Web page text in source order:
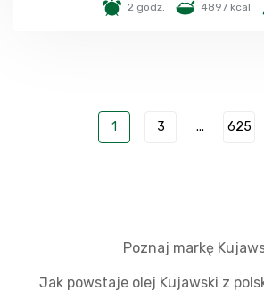
2 godz. 4897 kcal
1 3 ... 625
Poznaj markę
Jak powstaje olej Kujawski z